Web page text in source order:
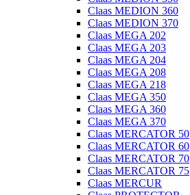
Claas MEDION 360
Claas MEDION 370
Claas MEGA 202
Claas MEGA 203
Claas MEGA 204
Claas MEGA 208
Claas MEGA 218
Claas MEGA 350
Claas MEGA 360
Claas MEGA 370
Claas MERCATOR 50
Claas MERCATOR 60
Claas MERCATOR 70
Claas MERCATOR 75
Claas MERCUR